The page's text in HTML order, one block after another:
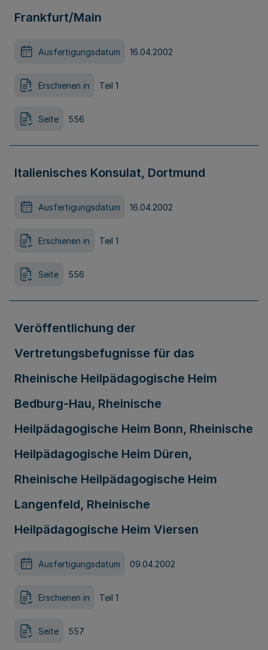
Frankfurt/Main
Ausfertigungsdatum 16.04.2002
Erschienen in Teil 1
Seite 556
Italienisches Konsulat, Dortmund
Ausfertigungsdatum 16.04.2002
Erschienen in Teil 1
Seite 556
Veröffentlichung der
Vertretungsbefugnisse für das
Rheinische Heilpädagogische Heim
Bedburg-Hau, Rheinische
Heilpädagogische Heim Bonn, Rheinische
Heilpädagogische Heim Düren,
Rheinische Heilpädagogische Heim
Langenfeld, Rheinische
Heilpädagogische Heim Viersen
Ausfertigungsdatum 09.04.2002
Erschienen in Teil 1
Seite 557